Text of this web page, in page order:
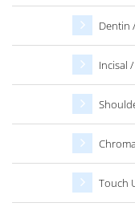
Dentin
Incisal
Touch